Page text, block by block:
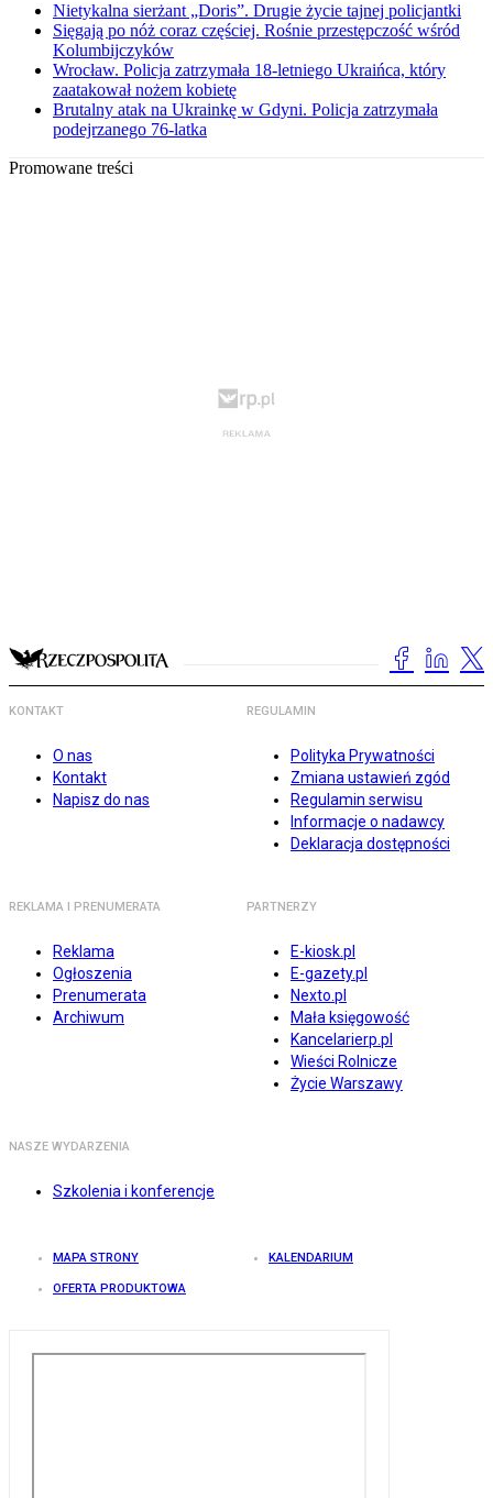
Nietykalna sierżant „Doris”. Drugie życie tajnej policjantki
Sięgają po nóż coraz częściej. Rośnie przestępczość wśród
Kolumbijczyków
Wrocław. Policja zatrzymała 18-letniego Ukraińca, który
zaatakował nożem kobietę
Brutalny atak na Ukrainkę w Gdyni. Policja zatrzymała
podejrzanego 76-latka
Promowane treści
KONTAKT
O nas
Kontakt
Napisz do nas
REGULAMIN
Polityka Prywatności
Zmiana ustawień zgód
Regulamin serwisu
Informacje o nadawcy
Deklaracja dostępności
REKLAMA I PRENUMERATA
Reklama
Ogłoszenia
Prenumerata
Archiwum
PARTNERZY
E-kiosk.pl
E-gazety.pl
Nexto.pl
Mała księgowość
Kancelarierp.pl
Wieści Rolnicze
Życie Warszawy
NASZE WYDARZENIA
Szkolenia i konferencje
MAPA STRONY KALENDARIUM
OFERTA PRODUKTOWA